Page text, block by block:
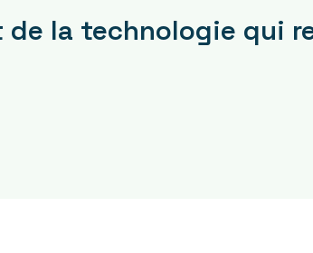
la technologie qui